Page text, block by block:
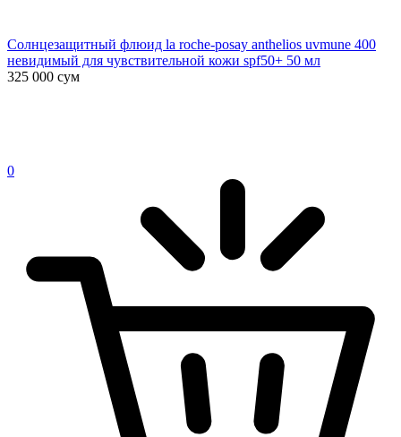
Солнцезащитный флюид la roche-posay anthelios uvmune 400
невидимый для чувствительной кожи spf50+ 50 мл
325 000 сум
0